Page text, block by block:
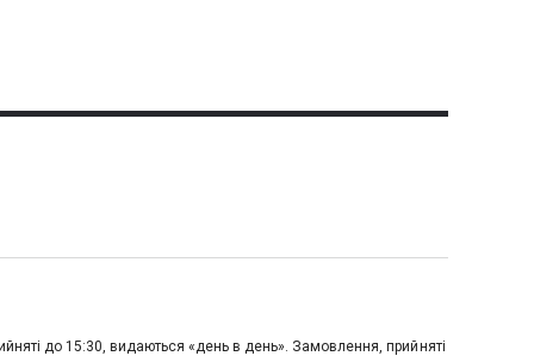
до 15:30, видаються «день в день». Замовлення, прийняті